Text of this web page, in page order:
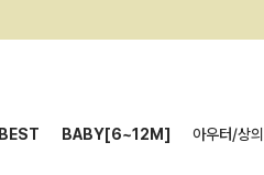
BEST BABY[6~12M] 아우터/상의